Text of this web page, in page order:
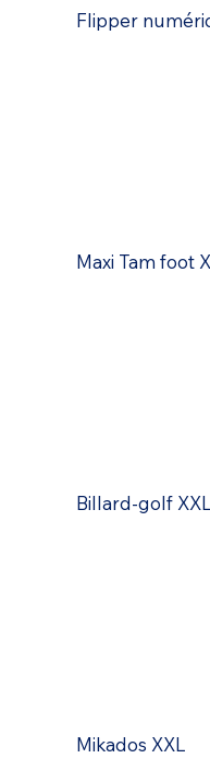
Flipper
Maxi Tam foot
Billard-golf XXL
Mikados XXL